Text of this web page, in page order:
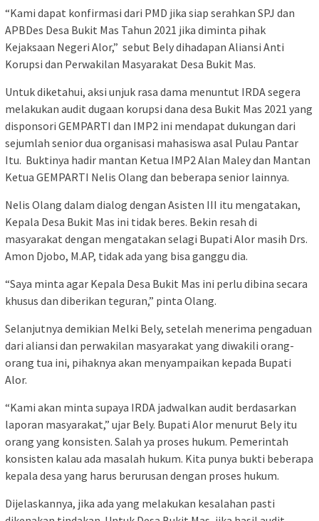
“Kami dapat konfirmasi dari PMD jika siap serahkan SPJ dan
APBDes Desa Bukit Mas Tahun 2021 jika diminta pihak
Kejaksaan Negeri Alor,” sebut Bely dihadapan Aliansi Anti
Korupsi dan Perwakilan Masyarakat Desa Bukit Mas.
Untuk diketahui, aksi unjuk rasa dama menuntut IRDA segera
melakukan audit dugaan korupsi dana desa Bukit Mas 2021 yang
disponsori GEMPARTI dan IMP2 ini mendapat dukungan dari
sejumlah senior dua organisasi mahasiswa asal Pulau Pantar
Itu. Buktinya hadir mantan Ketua IMP2 Alan Maley dan Mantan
Ketua GEMPARTI Nelis Olang dan beberapa senior lainnya.
Nelis Olang dalam dialog dengan Asisten III itu mengatakan,
Kepala Desa Bukit Mas ini tidak beres. Bekin resah di
masyarakat dengan mengatakan selagi Bupati Alor masih Drs.
Amon Djobo, M.AP, tidak ada yang bisa ganggu dia.
“Saya minta agar Kepala Desa Bukit Mas ini perlu dibina secara
khusus dan diberikan teguran,” pinta Olang.
Selanjutnya demikian Melki Bely, setelah menerima pengaduan
dari aliansi dan perwakilan masyarakat yang diwakili orang-
orang tua ini, pihaknya akan menyampaikan kepada Bupati
Alor.
“Kami akan minta supaya IRDA jadwalkan audit berdasarkan
laporan masyarakat,” ujar Bely. Bupati Alor menurut Bely itu
orang yang konsisten. Salah ya proses hukum. Pemerintah
konsisten kalau ada masalah hukum. Kita punya bukti beberapa
kepala desa yang harus berurusan dengan proses hukum.
Dijelaskannya, jika ada yang melakukan kesalahan pasti